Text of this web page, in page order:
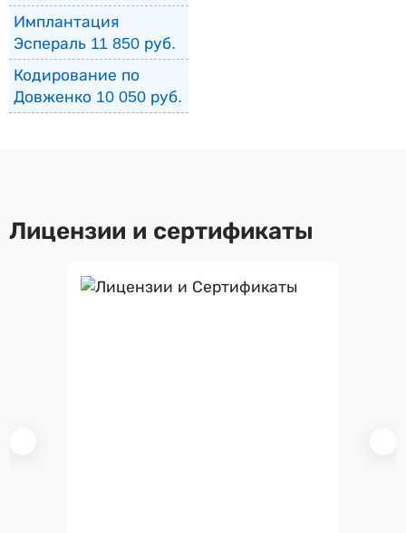
Имплантация
Эспераль 11 850 руб.
Кодирование по
Довженко 10 050 руб.
Лицензии и сертификаты